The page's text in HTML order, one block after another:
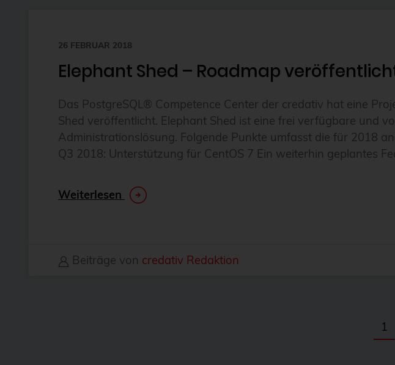
26 FEBRUAR 2018
Elephant Shed – Roadmap
Das PostgreSQL® Competence Center der credativ hat eine
Shed veröffentlicht. Elephant Shed ist eine frei verfügbare und
Administrationslösung. Folgende Punkte umfasst die für 2018
Q3 2018: Unterstützung für CentOS 7 Ein weiterhin geplantes
Weiterlesen
Beiträge von credativ Redaktion
1